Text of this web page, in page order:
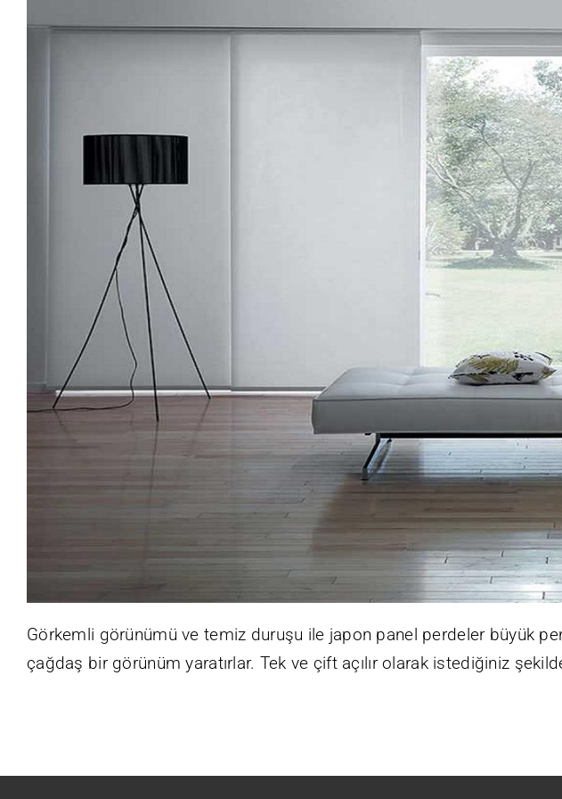
Görkemli görünümü ve temiz duruşu ile japon panel perdeler büyük
çağdaş bir görünüm yaratırlar. Tek ve çift açılır olarak istediğiniz